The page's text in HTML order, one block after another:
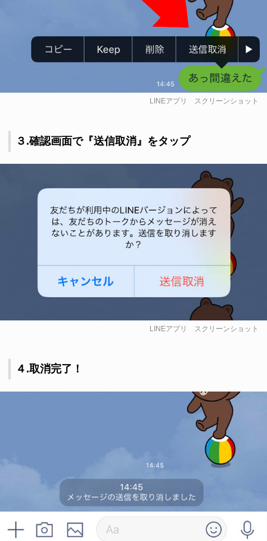
LINEアプリ スクリーンショット
３.確認画面で『送信取消』をタップ
LINEアプリ スクリーンショット
４.取消完了！